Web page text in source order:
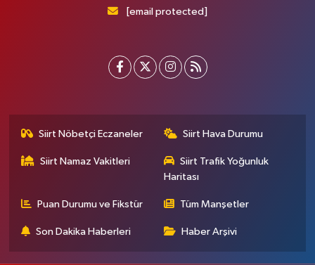
[email protected]
Siirt Nöbetçi Eczaneler Siirt Hava Durumu
Siirt Namaz Vakitleri
Siirt Trafik Yoğunluk
Haritası
Puan Durumu ve Fikstür Tüm Manşetler
Son Dakika Haberleri Haber Arşivi